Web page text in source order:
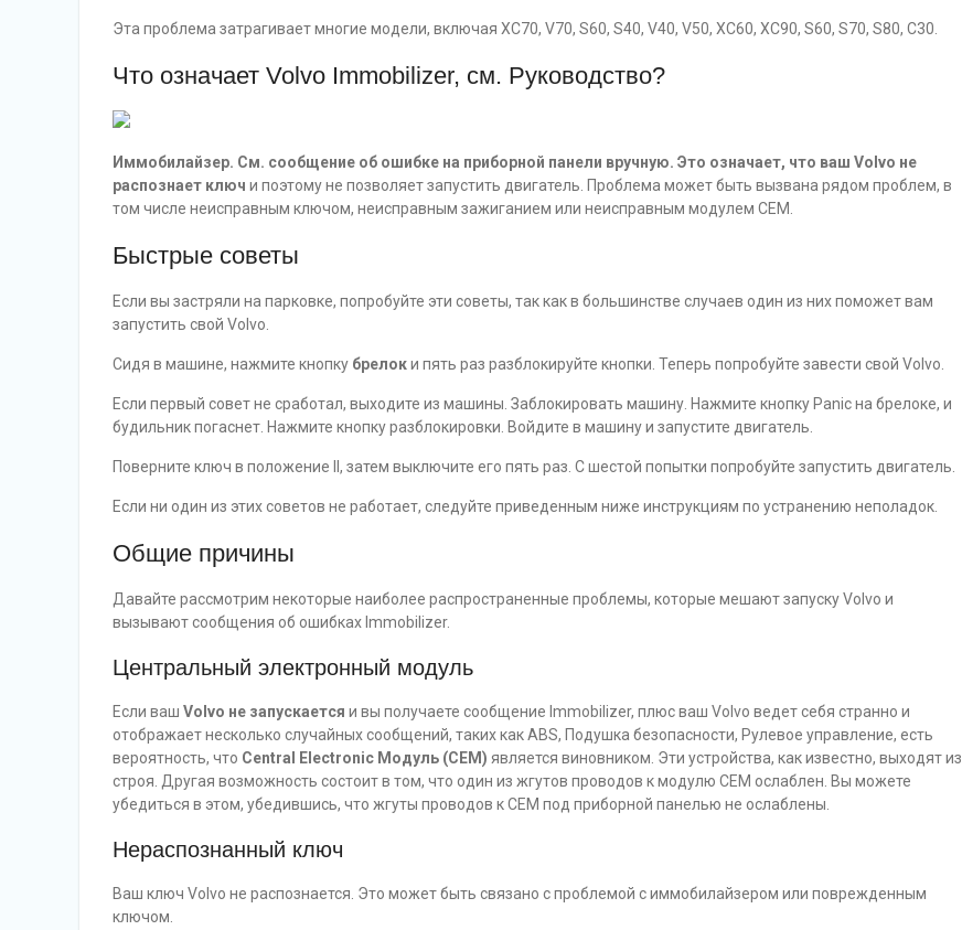
Эта проблема затрагивает многие модели, включая XC70, V70, S60, S40, V40, V50, XC60, XC90, S60, S70, S80, C30.
Что означает Volvo Immobilizer, см. Руководство?
Иммобилайзер. См. сообщение об ошибке на приборной панели вручную. Это означает, что ваш Volvo не
распознает ключ и поэтому не позволяет запустить двигатель. Проблема может быть вызвана рядом проблем, в
том числе неисправным ключом, неисправным зажиганием или неисправным модулем CEM.
Быстрые советы
Если вы застряли на парковке, попробуйте эти советы, так как в большинстве случаев один из них поможет вам
запустить свой Volvo.
Сидя в машине, нажмите кнопку брелоки пять раз разблокируйте кнопки. Теперь попробуйте завести свой Volvo.
Если первый совет не сработал, выходите из машины. Заблокировать машину. Нажмите кнопку Panic на брелоке, и
будильник погаснет. Нажмите кнопку разблокировки. Войдите в машину и запустите двигатель.
Поверните ключ в положение II, затем выключите его пять раз. С шестой попытки попробуйте запустить двигатель.
Если ни один из этих советов не работает, следуйте приведенным ниже инструкциям по устранению неполадок.
Общие причины
Давайте рассмотрим некоторые наиболее распространенные проблемы, которые мешают запуску Volvo и
вызывают сообщения об ошибках Immobilizer.
Центральный электронный модуль
Если ваш Volvo не запускается и вы получаете сообщение Immobilizer, плюс ваш Volvo ведет себя странно и
отображает несколько случайных сообщений, таких как ABS, Подушка безопасности, Рулевое управление, есть
вероятность, что Central Electronic Модуль (CEM) является виновником. Эти устройства, как известно, выходят из
строя. Другая возможность состоит в том, что один из жгутов проводов к модулю CEM ослаблен. Вы можете
убедиться в этом, убедившись, что жгуты проводов к CEM под приборной панелью не ослаблены.
Нераспознанный ключ
Ваш ключ Volvo не распознается. Это может быть связано с проблемой с иммобилайзером или поврежденным
ключом.